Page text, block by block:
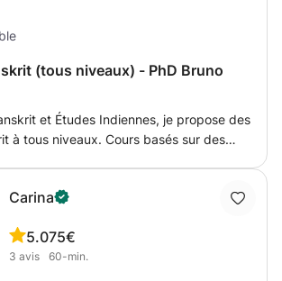
(tous niveaux) - PhD Bruno
et Études Indiennes, je propose des
à tous niveaux. Cours basés sur des
l'expression orale, mais la bonne
la langue sera enseignée.
Carina
5.0
3 avis
75€
60-min.